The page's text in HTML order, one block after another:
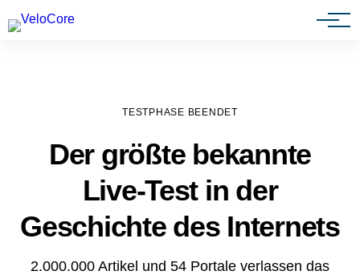
Agenturen & Webdesigner
TESTPHASE BEENDET
Der größte bekannte
Live-Test in der
Geschichte des Internets
2.000.000 Artikel und 54 Portale verlassen das